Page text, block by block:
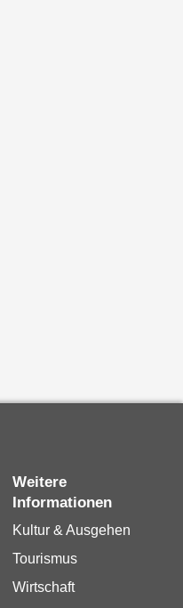
Weitere
Informationen
Kultur & Ausgehen
Tourismus
Wirtschaft